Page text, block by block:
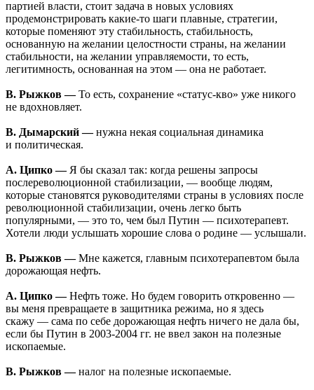
партией власти, стоит задача в новых условиях
продемонстрировать какие-то шаги плавные, стратегии,
которые поменяют эту стабильность, стабильность,
основанную на желании целостности страны, на желании
стабильности, на желании управляемости, то есть,
легитимность, основанная на этом — она не работает.
В. Рыжков —То есть, сохранение «статус-кво» уже никого
не вдохновляет.
В. Дымарский —нужна некая социальная динамика
и политическая.
А. Ципко —Я бы сказал так: когда решены запросы
послереволюционной стабилизации, — вообще людям,
которые становятся руководителями страны в условиях после
революционной стабилизации, очень легко быть
популярными, — это то, чем был Путин — психотерапевт.
Хотели люди услышать хорошие слова о родине — услышали.
В. Рыжков —Мне кажется, главным психотерапевтом была
дорожающая нефть.
А. Ципко —Нефть тоже. Но будем говорить откровенно —
вы меня превращаете в защитника режима, но я здесь
скажу — сама по себе дорожающая нефть ничего не дала бы,
если бы Путин в 2003-2004 гг. не ввел закон на полезные
ископаемые.
В. Рыжков —налог на полезные ископаемые.